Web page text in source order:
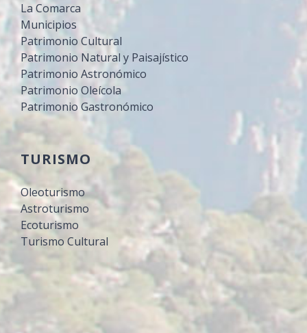
La Comarca
Municipios
Patrimonio Cultural
Patrimonio Natural y Paisajístico
Patrimonio Astronómico
Patrimonio Oleícola
Patrimonio Gastronómico
TURISMO
Oleoturismo
Astroturismo
Ecoturismo
Turismo Cultural